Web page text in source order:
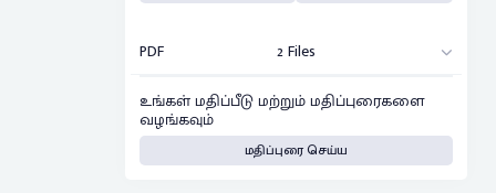
PDF 2 Files
உங்கள் மதிப்பீடு மற்றும் மதிப்புரைகளை
வழங்கவும்
மதிப்புரை செய்ய